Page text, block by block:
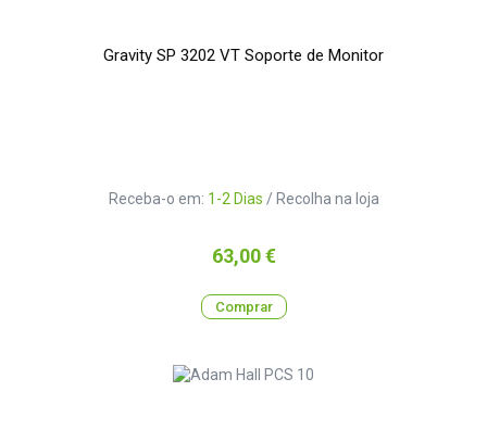
Gravity SP 3202 VT Soporte de Monitor
Receba-o em: 1-2 Dias / Recolha na loja
Preço
63,00 €
Comprar